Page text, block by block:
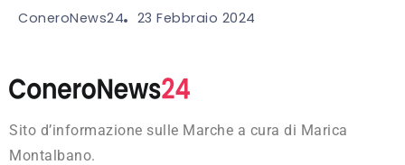
ConeroNews24 23 Febbraio 2024
Sito d’informazione sulle Marche a cura di Marica
Montalbano.